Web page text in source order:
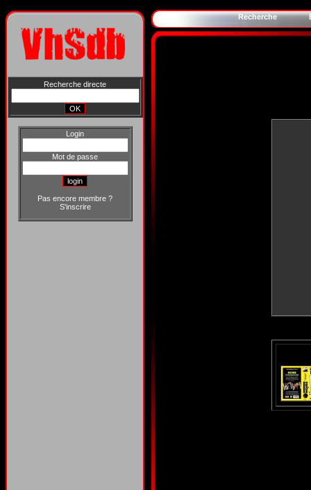
Recherche directe
Login
Mot de passe
Pas encore membre ?
S'inscrire
Recherche